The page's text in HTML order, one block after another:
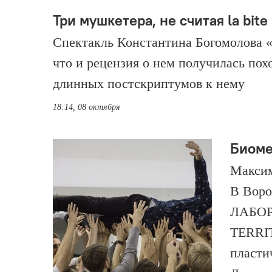
Три мушкетера, не считая la bite
Спектакль Константина Богомолова
что и рецензия о нем получилась
длинных постскриптумов к нему
18:14, 08 октября
В